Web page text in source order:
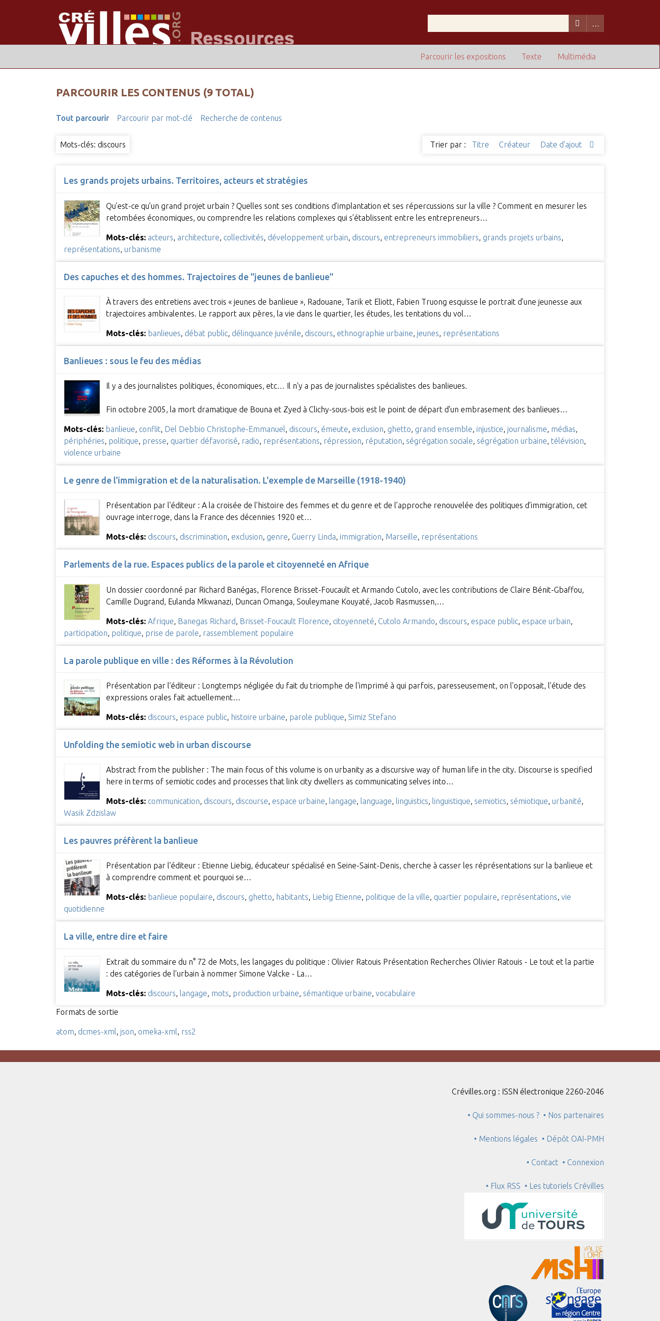
Multimédia
Texte
Parcourir les expositions
PARCOURIR LES CONTENUS (9 TOTAL)
Tout parcourir Parcourir par mot-clé Recherche de contenus
Mots-clés: discours Trier par : Titre Créateur Date d'ajout
Les grands projets urbains. Territoires, acteurs et stratégies
Qu’est-ce qu’un grand projet urbain ? Quelles sont ses conditions d’implantation et ses répercussions sur la ville ? Comment en mesurer les
retombées économiques, ou comprendre les relations complexes qui s’établissent entre les entrepreneurs…
Mots-clés: acteurs architecture collectivités développement urbain discours entrepreneurs immobiliers grands projets urbains
représentations urbanisme
Des capuches et des hommes. Trajectoires de "jeunes de banlieue"
À travers des entretiens avec trois « jeunes de banlieue », Radouane, Tarik et Eliott, Fabien Truong esquisse le portrait d’une jeunesse aux
trajectoires ambivalentes. Le rapport aux pères, la vie dans le quartier, les études, les tentations du vol…
Mots-clés: banlieues, débat public, délinquance juvénile, discours, ethnographie urbaine, jeunes, représentations
Banlieues : sous le feu des médias
Il y a des journalistes politiques, économiques, etc… Il n'y a pas de journalistes spécialistes des banlieues.
Fin octobre 2005, la mort dramatique de Bouna et Zyed à Clichy-sous-bois est le point de départ d'un embrasement des banlieues…
Mots-clés: banlieue, conflit, Del Debbio Christophe-Emmanuel, discours, émeute, exclusion, ghetto, grand ensemble, injustice, journalisme, médias,
périphéries, politique, presse, quartier défavorisé, radio, représentations, répression, réputation, ségrégation sociale, ségrégation urbaine, télévision,
violence urbaine
Le genre de l'immigration et de la naturalisation. L'exemple de Marseille (1918-1940)
Présentation par l'éditeur : A la croisée de l’histoire des femmes et du genre et de l’approche renouvelée des politiques d’immigration, cet
ouvrage interroge, dans la France des décennies 1920 et…
Mots-clés: discours, discrimination, exclusion, genre, Guerry Linda, immigration, Marseille, représentations
Parlements de la rue. Espaces publics de la parole et citoyenneté en Afrique
Un dossier coordonné par Richard Banégas, Florence Brisset-Foucault et Armando Cutolo, avec les contributions de Claire Bénit-Gbaffou,
Camille Dugrand, Eulanda Mkwanazi, Duncan Omanga, Souleymane Kouyaté, Jacob Rasmussen,…
Mots-clés: Afrique Banegas Richard Brisset-Foucault Florence citoyenneté Cutolo Armando discours espace public, espace urbain
participation politique prise de parole rassemblement populaire
La parole publique en ville : des Réformes à la Révolution
Présentation par l'éditeur : Longtemps négligée du fait du triomphe de l'imprimé à qui parfois, paresseusement, on l’opposait, l’étude des
expressions orales fait actuellement…
Mots-clés: discours, espace public, histoire urbaine, parole publique, Simiz Stefano
Unfolding the semiotic web in urban discourse
Abstract from the publisher : The main focus of this volume is on urbanity as a discursive way of human life in the city. Discourse is specified
here in terms of semiotic codes and processes that link city dwellers as communicating selves into…
Mots-clés: communication, discours, discourse, espace urbaine, langage, language, linguistics, linguistique, semiotics, sémiotique, urbanité,
Wasik Zdzislaw
Les pauvres préfèrent la banlieue
Présentation par l'éditeur : Etienne Liebig, éducateur spécialisé en Seine-Saint-Denis, cherche à casser les réprésentations sur la banlieue et
à comprendre comment et pourquoi se…
Mots-clés: banlieue populaire, discours, ghetto, habitants, Liebig Etienne, politique de la ville, quartier populaire, représentations, vie
quotidienne
La ville, entre dire et faire
Extrait du sommaire du n° 72 de Mots, les langages du politique : Olivier Ratouis Présentation Recherches Olivier Ratouis - Le tout et la partie
: des catégories de l’urbain à nommer Simone Valcke - La…
Mots-clés: discours langage mots production urbaine sémantique urbaine vocabulaire
Formats de sortie
atom dcmes-xml json omeka-xml rss2
Crévilles.org : ISSN électronique 2260-2046
• Qui sommes-nous ? • Nos partenaires
• Mentions légales • Dépôt OAI-PMH
• Contact • Connexion
• Flux RSS • Les tutoriels Crévilles